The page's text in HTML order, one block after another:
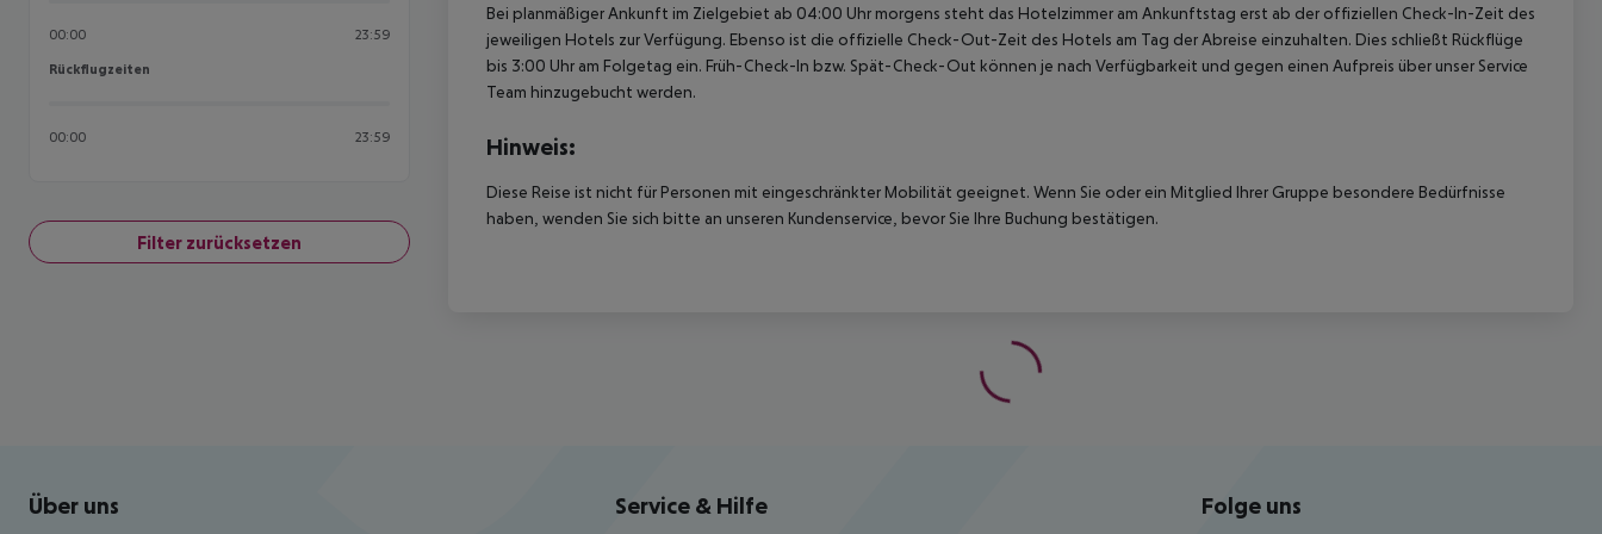
00:00 23:59
Rückflugzeiten
Rückflugzeiten
00:00 23:59
Filter zurücksetzen
Bei planmäßiger Ankunft im Zielgebiet ab 04:00 Uhr morgens steht das Hotelzimmer am Ankunftstag erst ab der offiziellen Check-In-Zeit des
jeweiligen Hotels zur Verfügung. Ebenso ist die offizielle Check-Out-Zeit des Hotels am Tag der Abreise einzuhalten. Dies schließt Rückflüge
bis 3:00 Uhr am Folgetag ein. Früh-Check-In bzw. Spät-Check-Out können je nach Verfügbarkeit und gegen einen Aufpreis über unser Service
Team hinzugebucht werden.
Hinweis:
Diese Reise ist nicht für Personen mit eingeschränkter Mobilität geeignet. Wenn Sie oder ein Mitglied Ihrer Gruppe besondere Bedürfnisse
haben, wenden Sie sich bitte an unseren Kundenservice, bevor Sie Ihre Buchung bestätigen.
Footer navigation
Über uns Service & Hilfe Folge uns